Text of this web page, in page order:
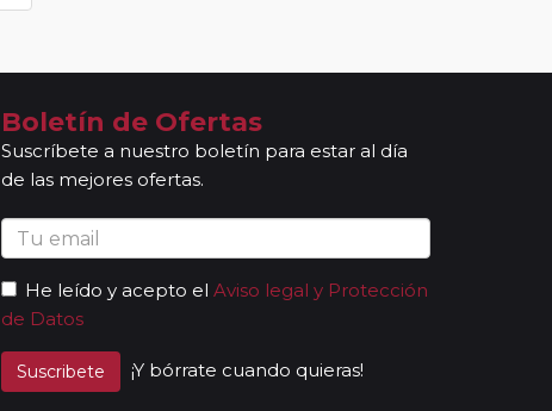
Boletín de Ofertas
Suscríbete a nuestro boletín para estar al día
de las mejores ofertas.
He leído y acepto el Aviso legal y Protección
de Datos
Suscribete ¡Y bórrate cuando quieras!